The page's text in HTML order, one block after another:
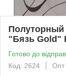
Полуторный
"Бязь Gold"
Готово до
Код: 2624
Опт